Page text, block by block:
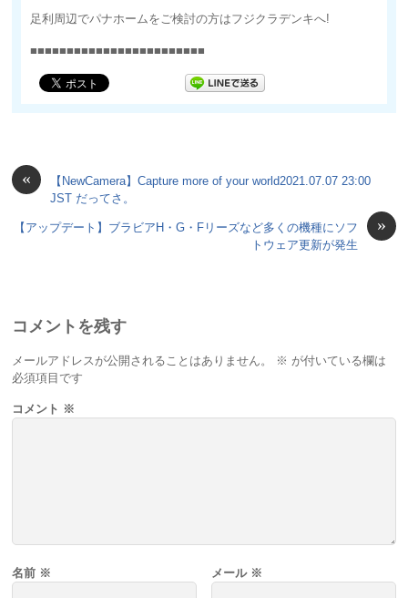
足利周辺でパナホームをご検討の方はフジクラデンキへ!
■■■■■■■■■■■■■■■■■■■■■■■■
«
【NewCamera】Capture more of your world2021.07.07 23:00
JST だってさ。
»
【アップデート】ブラビアH・G・Fリーズなど多くの機種にソフ
トウェア更新が発生
コメントを残す
メールアドレスが公開されることはありません。 ※ が付いている欄は
必須項目です
コメント ※
名前 ※ メール ※